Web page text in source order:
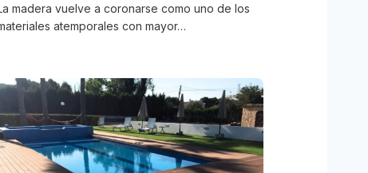
madera vuelve a coronarse como uno de los
atemporales con mayor…